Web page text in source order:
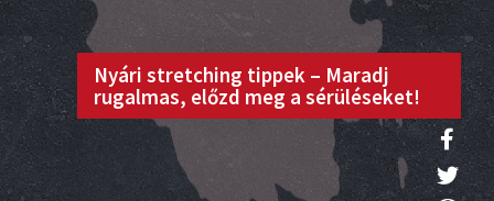
Nyári stretching tippek – Maradj
rugalmas, előzd meg a sérüléseket!